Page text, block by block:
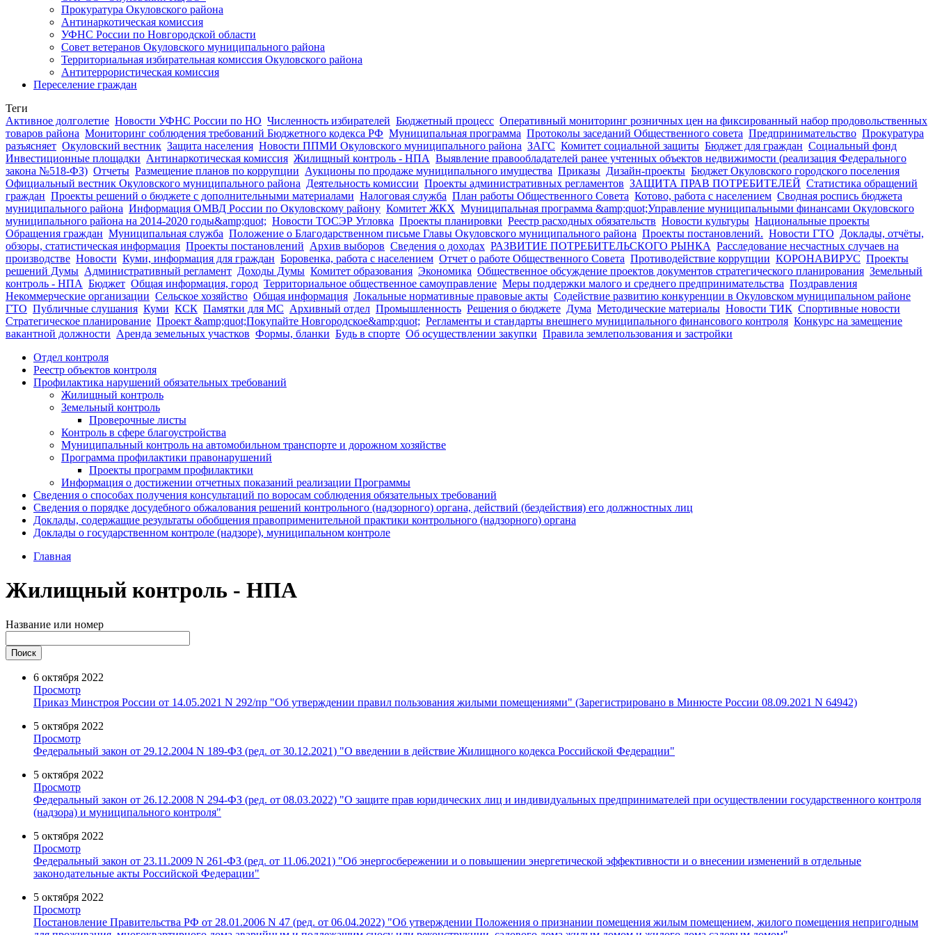
Прокуратура Окуловского района
Антинаркотическая комиссия
УФНС России по Новгородской области
Совет ветеранов Окуловского муниципального района
Территориальная избирательная комиссия Окуловского района
Антитеррористическая комиссия
Переселение граждан
Теги
Активное долголетие Новости УФНС России по НО Численность избирателей Бюджетный процесс Оперативный мониторинг розничных цен на фиксированный набор продовольственных
товаров района Мониторинг соблюдения требований Бюджетного кодекса РФ Муниципальная программа Протоколы заседаний Общественного совета Предпринимательство Прокуратура
разъясняет Окуловский вестник Защита населения Новости ППМИ Окуловского муниципального района ЗАГС Комитет социальной защиты Бюджет для граждан Социальный фонд
Инвестиционные площадки Антинаркотическая комиссия Жилищный контроль - НПА Выявление правообладателей ранее учтенных объектов недвижимости (реализация Федерального
закона №518-ФЗ) Отчеты Размещение планов по коррупции Аукционы по продаже муниципального имущества Приказы Дизайн-проекты Бюджет Окуловского городского поселения
Официальный вестник Окуловского муниципального района Деятельность комиссии Проекты административных регламентов ЗАЩИТА ПРАВ ПОТРЕБИТЕЛЕЙ Статистика обращений
граждан Проекты решений о бюджете с дополнительными материалами Налоговая служба План работы Общественного Совета Котово, работа с населением Сводная роспись бюджета
муниципального района Информация ОМВД России по Окуловскому району Комитет ЖКХ Муниципальная программа &amp;quot;Управление муниципальными финансами Окуловского
муниципального района на 2014-2020 годы&amp;quot; Новости ТОСЭР Угловка Проекты планировки Реестр расходных обязательств Новости культуры Национальные проекты
Обращения граждан Муниципальная служба Положение о Благодарственном письме Главы Окуловского муниципального района Проекты постановлений. Новости ГТО Доклады, отчёты,
обзоры, статистическая информация Проекты постановлений Архив выборов Сведения о доходах РАЗВИТИЕ ПОТРЕБИТЕЛЬСКОГО РЫНКА Расследование несчастных случаев на
производстве Новости Куми, информация для граждан Боровенка, работа с населением Отчет о работе Общественного Совета Противодействие коррупции КОРОНАВИРУС Проекты
решений Думы Административный регламент Доходы Думы Комитет образования Экономика Общественное обсуждение проектов документов стратегического планирования Земельный
контроль - НПА Бюджет Общая информация, город Территориальное общественное самоуправление Меры поддержки малого и среднего предпринимательства Поздравления
Некоммерческие организации Сельское хозяйство Общая информация Локальные нормативные правовые акты Содействие развитию конкуренции в Окуловском муниципальном районе
ГТО Публичные слушания Куми КСК Памятки для МС Архивный отдел Промышленность Решения о бюджете Дума Методические материалы Новости ТИК Спортивные новости
Стратегическое планирование Проект &amp;quot;Покупайте Новгородское&amp;quot; Регламенты и стандарты внешнего муниципального финансового контроля Конкурс на замещение
вакантной должности Аренда земельных участков Формы, бланки Будь в спорте Об осуществлении закупки Правила землепользования и застройки
Отдел контроля
Реестр объектов контроля
Профилактика нарушений обязательных требований
Жилищный контроль
Земельный контроль
Проверочные листы
Контроль в сфере благоустройства
Муниципальный контроль на автомобильном транспорте и дорожном хозяйстве
Программа профилактики правонарушений
Проекты программ профилактики
Информация о достижении отчетных показаний реализации Программы
Сведения о способах получения консультаций по воросам соблюдения обязательных требований
Сведения о порядке досудебного обжалования решений контрольного (надзорного) органа, действий (бездействия) его должностных лиц
Доклады, содержащие результаты обобщения правоприменительной практики контрольного (надзорного) органа
Доклады о государственном контроле (надзоре), муниципальном контроле
Главная
Жилищный контроль - НПА
Название или номер
6 октября 2022
Просмотр
Приказ Минстроя России от 14.05.2021 N 292/пр "Об утверждении правил пользования жилыми помещениями" (Зарегистрировано в Минюсте России 08.09.2021 N 64942)
5 октября 2022
Просмотр
Федеральный закон от 29.12.2004 N 189-ФЗ (ред. от 30.12.2021) "О введении в действие Жилищного кодекса Российской Федерации"
5 октября 2022
Просмотр
Федеральный закон от 26.12.2008 N 294-ФЗ (ред. от 08.03.2022) "О защите прав юридических лиц и индивидуальных предпринимателей при осуществлении государственного контроля
(надзора) и муниципального контроля"
5 октября 2022
Просмотр
Федеральный закон от 23.11.2009 N 261-ФЗ (ред. от 11.06.2021) "Об энергосбережении и о повышении энергетической эффективности и о внесении изменений в отдельные
законодательные акты Российской Федерации"
5 октября 2022
Просмотр
Постановление Правительства РФ от 28.01.2006 N 47 (ред. от 06.04.2022) "Об утверждении Положения о признании помещения жилым помещением, жилого помещения непригодным